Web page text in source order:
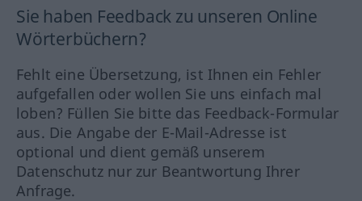
Sie haben Feedback zu unseren Online
Wörterbüchern?
Fehlt eine Übersetzung, ist Ihnen ein Fehler
aufgefallen oder wollen Sie uns einfach mal
loben? Füllen Sie bitte das Feedback-Formular
aus. Die Angabe der E-Mail-Adresse ist
optional und dient gemäß unserem
Datenschutz nur zur Beantwortung Ihrer
Anfrage.